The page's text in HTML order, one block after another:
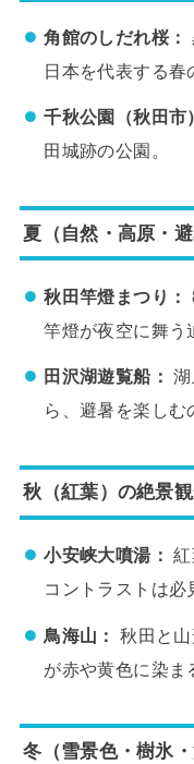
角館のしだれ桜：
日本を代表する春
千秋公園（秋田市
田城跡の公園。
夏（自然・高原・
秋田竿燈まつり：
竿燈が夜空に舞う
田沢湖遊覧船：
ら、避暑を楽しむ
秋（紅葉）の絶景
小安峡大噴湯：
コントラストは必
鳥海山：
秋田と
が赤や黄色に染ま
冬（雪景色・樹氷